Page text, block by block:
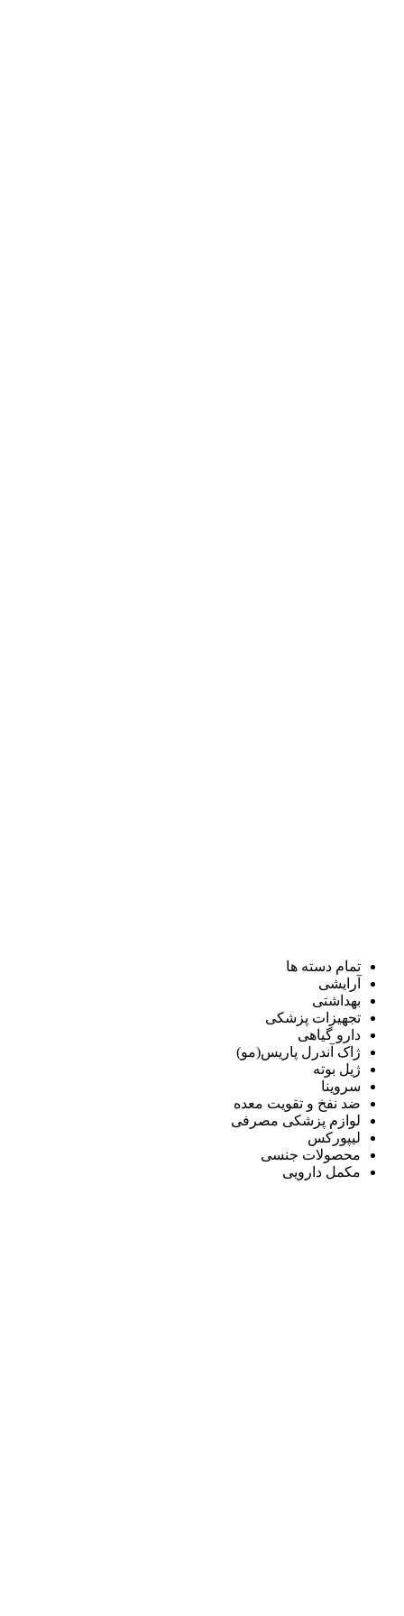
تمام دسته ها
آرایشی
بهداشتی
تجهیزات پزشکی
دارو گیاهی
ژاک آندرل پاریس(مو)
ژیل بوته
سروینا
ضد نفخ و تقویت معده
لوازم پزشکی مصرفی
لیپورکس
محصولات جنسی
مکمل دارویی